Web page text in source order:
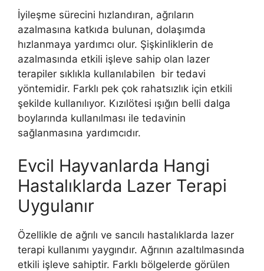
İyileşme sürecini hızlandıran, ağrıların
azalmasına katkıda bulunan, dolaşımda
hızlanmaya yardımcı olur. Şişkinliklerin de
azalmasında etkili işleve sahip olan lazer
terapiler sıklıkla kullanılabilen bir tedavi
yöntemidir. Farklı pek çok rahatsızlık için etkili
şekilde kullanılıyor. Kızılötesi ışığın belli dalga
boylarında kullanılması ile tedavinin
sağlanmasına yardımcıdır.
Evcil Hayvanlarda Hangi
Hastalıklarda Lazer Terapi
Uygulanır
Özellikle de ağrılı ve sancılı hastalıklarda lazer
terapi kullanımı yaygındır. Ağrının azaltılmasında
etkili işleve sahiptir. Farklı bölgelerde görülen